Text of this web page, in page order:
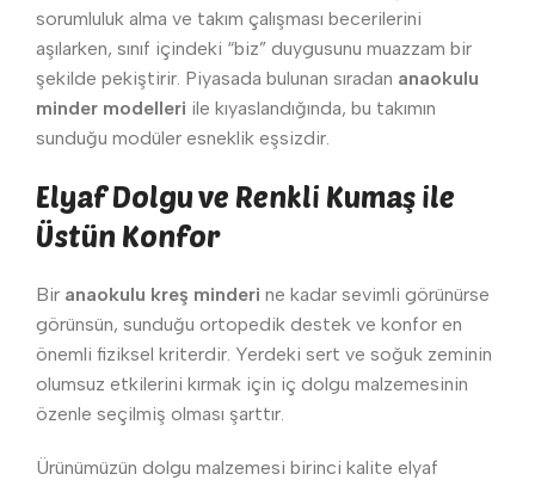
sorumluluk alma ve takım çalışması becerilerini
aşılarken, sınıf içindeki “biz” duygusunu muazzam bir
şekilde pekiştirir. Piyasada bulunan sıradan anaokulu
minder modelleri ile kıyaslandığında, bu takımın
sunduğu modüler esneklik eşsizdir.
Elyaf Dolgu ve Renkli Kumaş ile
Üstün Konfor
Bir anaokulu kreş minderi ne kadar sevimli görünürse
görünsün, sunduğu ortopedik destek ve konfor en
önemli fiziksel kriterdir. Yerdeki sert ve soğuk zeminin
olumsuz etkilerini kırmak için iç dolgu malzemesinin
özenle seçilmiş olması şarttır.
Ürünümüzün dolgu malzemesi birinci kalite elyaf